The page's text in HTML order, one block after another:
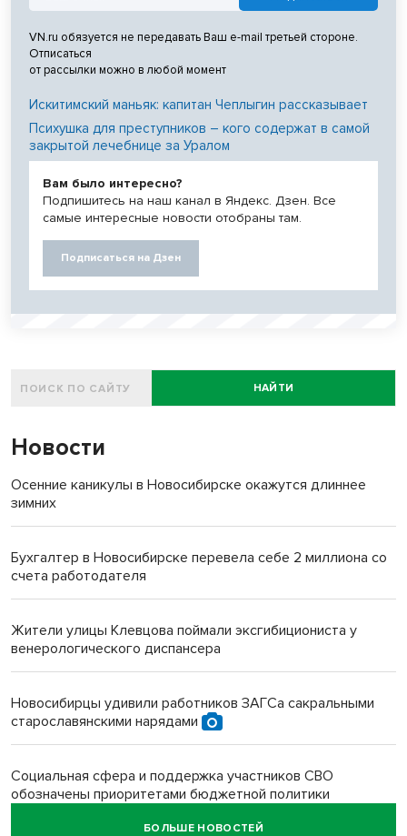
VN.ru обязуется не передавать Ваш e-mail третьей стороне.
Отписаться
от рассылки можно в любой момент
Искитимский маньяк: капитан Чеплыгин рассказывает
Психушка для преступников – кого содержат в самой
закрытой лечебнице за Уралом
Вам было интересно?
Подпишитесь на наш канал в Яндекс. Дзен. Все
самые интересные новости отобраны там.
Подписаться на Дзен
НАЙТИ
Новости
Осенние каникулы в Новосибирске окажутся длиннее
зимних
Бухгалтер в Новосибирске перевела себе 2 миллиона со
счета работодателя
Жители улицы Клевцова поймали эксгибициониста у
венерологического диспансера
Новосибирцы удивили работников ЗАГСа сакральными
старославянскими нарядами
Социальная сфера и поддержка участников СВО
обозначены приоритетами бюджетной политики
БОЛЬШЕ НОВОСТЕЙ